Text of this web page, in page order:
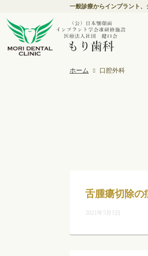
一般診療からインプラント、
ホーム 口腔外科
舌腫瘍切除の
2021年5月1日